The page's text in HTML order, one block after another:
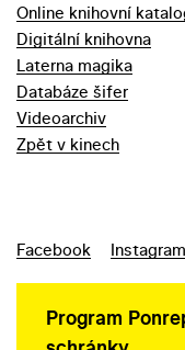
Online knihovní
Digitální knihovna
Laterna magika
Databáze šifer
Videoarchiv
Zpět v kinech
Facebook Instagram
Program